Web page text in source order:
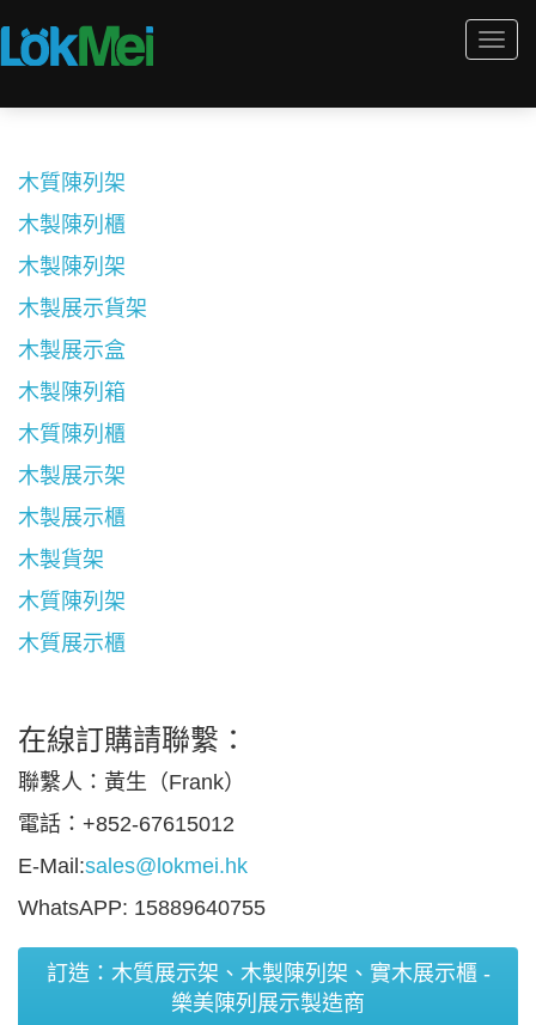
木質陳列架
木製陳列櫃
木製陳列架
木製展示貨架
木製展示盒
木製陳列箱
木質陳列櫃
木製展示架
木製展示櫃
木製貨架
木質陳列架
木質展示櫃
在線訂購請聯繫：
聯繫人：黃生（Frank）
電話：+852-67615012
E-Mail:sales@lokmei.hk
WhatsAPP: 15889640755
訂造：木質展示架、木製陳列架、實木展示櫃 -
樂美陳列展示製造商